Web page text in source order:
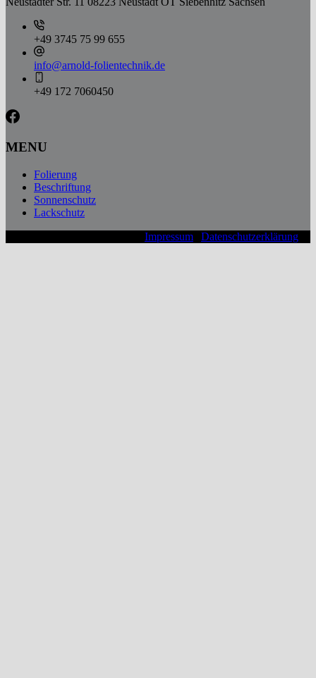
+49 3745 75 99 655
info@arnold-folientechnik.de
+49 172 7060450
MENU
Folierung
Beschriftung
Sonnenschutz
Lackschutz
Impressum Datenschutzerklärung